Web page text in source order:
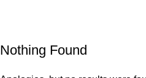
Nothing Found